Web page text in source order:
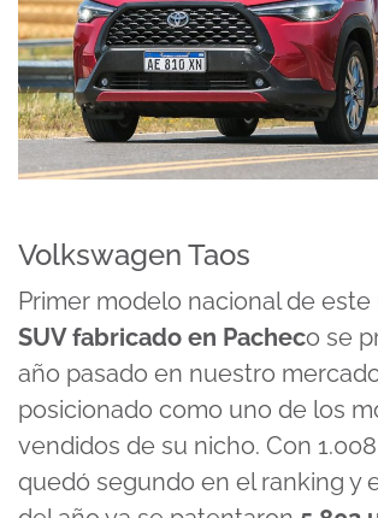
Volkswagen Taos
Primer modelo nacional de este
SUV fabricado en Pacheco se
año pasado en nuestro
posicionado como uno de los
vendidos de su nicho. Con
quedó segundo en el ranking y